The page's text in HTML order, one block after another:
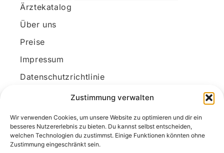
Zustimmung verwalten
Wir verwenden Cookies, um unsere Website zu optimieren und dir ein
besseres Nutzererlebnis zu bieten. Du kannst selbst entscheiden,
welchen Technologien du zustimmst. Einige Funktionen könnten ohne
Zustimmung eingeschränkt sein.
Ärztekatalog
Über uns
Preise
Impressum
Datenschutzrichtlinie
Kundenkonto
Unsere Kontaktdaten
E-Mail: kontakt@docanonym.com